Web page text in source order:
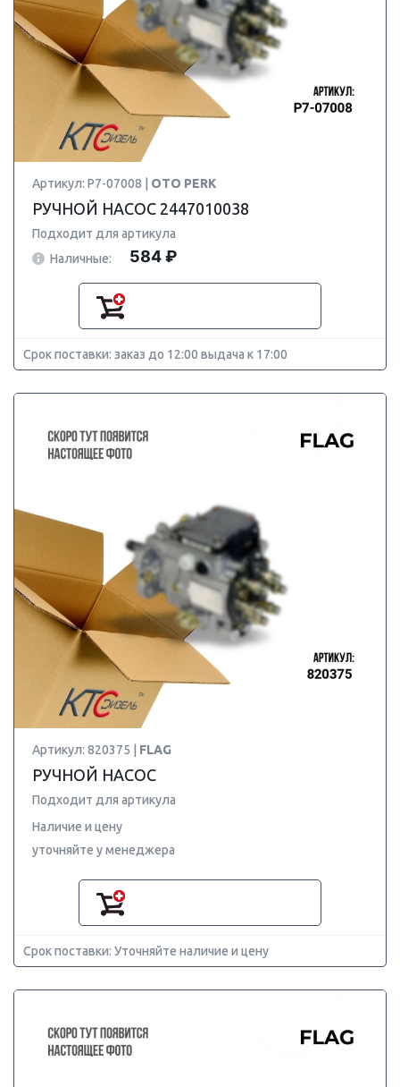
Артикул: P7-07008 | OTO PERK
РУЧНОЙ НАСОС 2447010038
Подходит для артикула
Наличные:
584 ₽
Срок поставки: заказ до 12:00 выдача к 17:00
Артикул: 820375 | FLAG
РУЧНОЙ НАСОС
Подходит для артикула
Наличие и цену
уточняйте у менеджера
Срок поставки: Уточняйте наличие и цену